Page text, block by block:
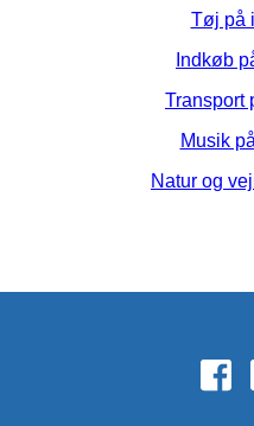
Tøj på
Indkøb
Transport
Musik
Natur og